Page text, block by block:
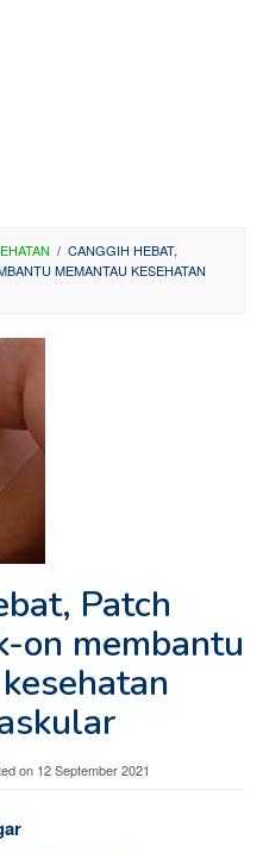
/ CANGGIH HEBAT,
MEMANTAU KESEHATAN
Patch
on membantu
on 12 September 2021